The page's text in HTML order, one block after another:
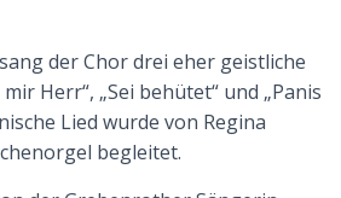
der Chor drei eher geistliche
Herr“, „Sei behütet“ und „Panis
Lied wurde von Regina
begleitet.